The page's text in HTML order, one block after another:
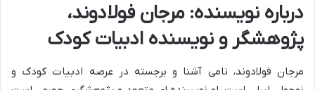
درباره نویسنده: مرجان فولادوند،
پژوهشگر و نویسنده ادبیات کودک
مرجان فولادوند، نامی آشنا و برجسته در عرصه ادبیات کودک و